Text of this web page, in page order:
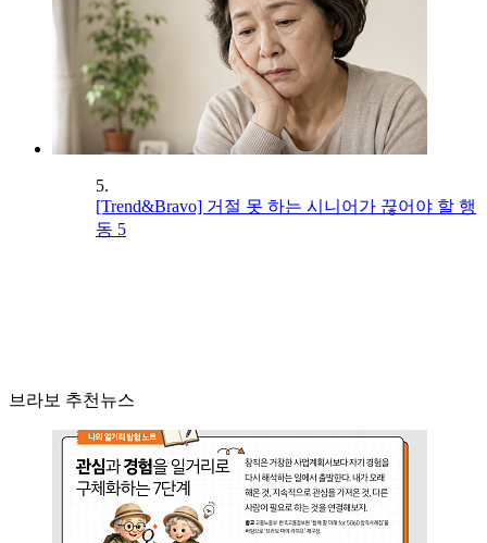
5.
[Trend&Bravo] 거절 못 하는 시니어가 끊어야 할 행
동 5
브라보 추천뉴스